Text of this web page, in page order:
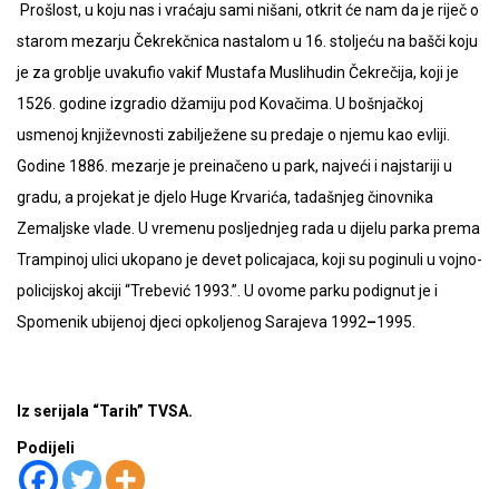
Prošlost, u koju nas i vraćaju sami nišani, otkrit će nam da je riječ o
starom mezarju Čekrekčnica nastalom u 16. stoljeću na bašči koju
je za groblje uvakufio vakif Mustafa Muslihudin Čekrečija, koji je
1526. godine izgradio džamiju pod Kovačima. U bošnjačkoj
usmenoj književnosti zabilježene su predaje o njemu kao evliji.
Godine 1886. mezarje je preinačeno u park, najveći i najstariji u
gradu, a projekat je djelo Huge Krvarića, tadašnjeg činovnika
Zemaljske vlade. U vremenu posljednjeg rada u dijelu parka prema
Trampinoj ulici ukopano je devet policajaca, koji su poginuli u vojno-
policijskoj akciji “Trebević 1993.”. U ovome parku podignut je i
Spomenik ubijenoj djeci opkoljenog Sarajeva 1992–1995.
Iz serijala “Tarih” TVSA.
Podijeli